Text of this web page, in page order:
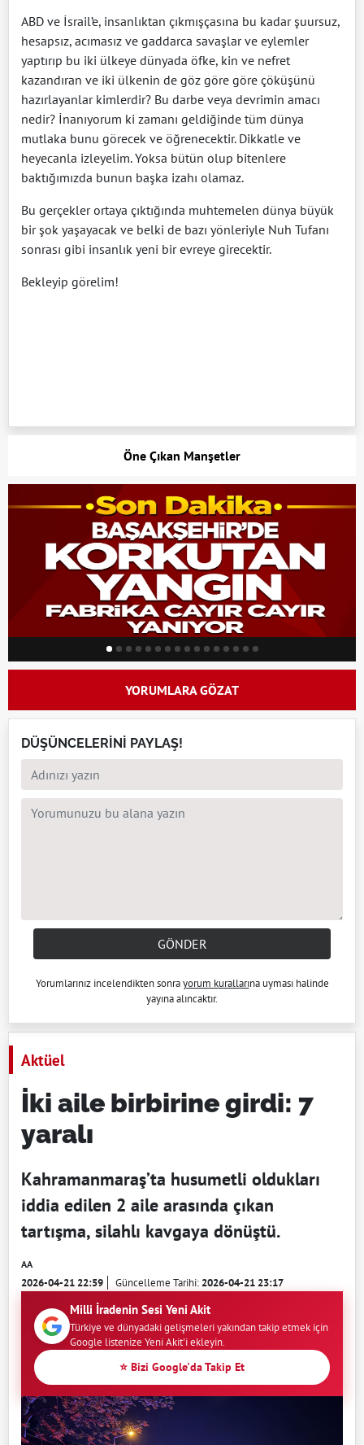
ABD ve İsrail’e, insanlıktan çıkmışçasına bu kadar şuursuz,
hesapsız, acımasız ve gaddarca savaşlar ve eylemler
yaptırıp bu iki ülkeye dünyada öfke, kin ve nefret
kazandıran ve iki ülkenin de göz göre göre çöküşünü
hazırlayanlar kimlerdir? Bu darbe veya devrimin amacı
nedir? İnanıyorum ki zamanı geldiğinde tüm dünya
mutlaka bunu görecek ve öğrenecektir. Dikkatle ve
heyecanla izleyelim. Yoksa bütün olup bitenlere
baktığımızda bunun başka izahı olamaz.
Bu gerçekler ortaya çıktığında muhtemelen dünya büyük
bir şok yaşayacak ve belki de bazı yönleriyle Nuh Tufanı
sonrası gibi insanlık yeni bir evreye girecektir.
Bekleyip görelim!
Öne Çıkan Manşetler
YORUMLARA GÖZAT
DÜŞÜNCELERİNİ PAYLAŞ!
GÖNDER
Yorumlarınız incelendikten sonrayorum kurallarına uyması halinde
yayına alıncaktır.
Aktüel
İki aile birbirine girdi: 7
yaralı
Kahramanmaraş’ta husumetli oldukları
iddia edilen 2 aile arasında çıkan
tartışma, silahlı kavgaya dönüştü.
AA
2026-04-21 22:59 Güncelleme Tarihi:2026-04-21 23:17
Milli İradenin Sesi Yeni Akit
Türkiye ve dünyadaki gelişmeleri yakından takip etmek için
Google listenize Yeni Akit'i ekleyin.
⭐ Bizi Google'da Takip Et